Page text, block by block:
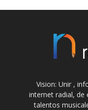
Vision: Unir ,
internet radial, de
talentos